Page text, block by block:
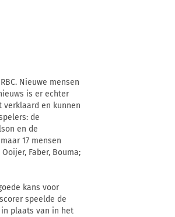
Nieuwe mensen
is er echter
verklaard en kunnen
de
en de
17 mensen
Faber, Bouma;
kans voor
speelde de
plaats van in het